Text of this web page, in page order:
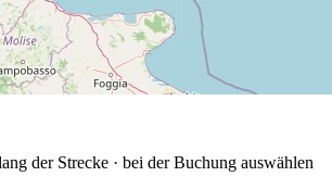
der Strecke · bei der Buchung auswählen